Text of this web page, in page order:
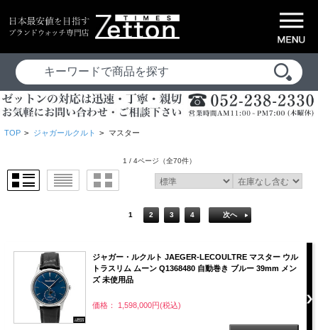
TOP > ジャガールクルト > マスター
1 / 4ページ （全70件）
1 2 3 4 次へ
ジャガー・ルクルト JAEGER-LECOULTRE マスター ウル
トラスリム ムーン Q1368480 自動巻き ブルー 39mm メン
ズ 未使用品
価格： 1,598,000円(税込)